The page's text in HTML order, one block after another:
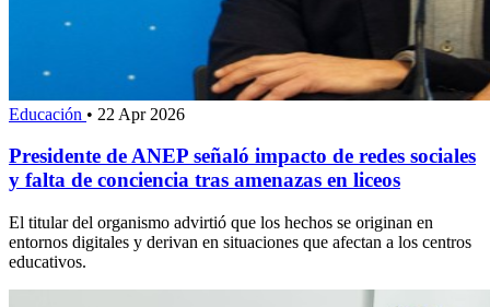
Educación • 22 Apr 2026
Presidente de ANEP señaló impacto de redes sociales
y falta de conciencia tras amenazas en liceos
El titular del organismo advirtió que los hechos se originan en
entornos digitales y derivan en situaciones que afectan a los centros
educativos.